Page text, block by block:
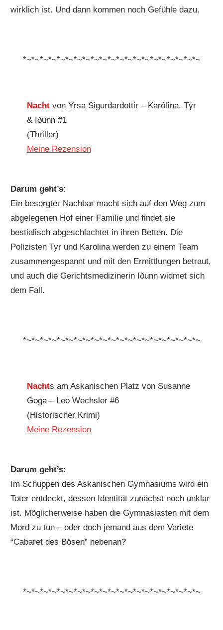
wirklich ist. Und dann kommen noch Gefühle dazu.
*~*~*~*~*~*~*~*~*~*~*~*~*~*~*~*~*~*~*~*~*~
Nachtvon Yrsa Sigurdardottir – Karólína, Týr
& Iðunn #1
(Thriller)
Meine Rezension
Darum geht’s:
Ein besorgter Nachbar macht sich auf den Weg zum
abgelegenen Hof einer Familie und findet sie
bestialisch abgeschlachtet in ihren Betten. Die
Polizisten Tyr und Karolina werden zu einem Team
zusammengespannt und mit den Ermittlungen betraut,
und auch die Gerichtsmedizinerin Iðunn widmet sich
dem Fall.
*~*~*~*~*~*~*~*~*~*~*~*~*~*~*~*~*~*~*~*~*~
Nachts am Askanischen Platz von Susanne
Goga – Leo Wechsler #6
(Historischer Krimi)
Meine Rezension
Darum geht’s:
Im Schuppen des Askanischen Gymnasiums wird ein
Toter entdeckt, dessen Identität zunächst noch unklar
ist. Möglicherweise haben die Gymnasiasten mit dem
Mord zu tun – oder doch jemand aus dem Variete
“Cabaret des Bösen” nebenan?
*~*~*~*~*~*~*~*~*~*~*~*~*~*~*~*~*~*~*~*~*~